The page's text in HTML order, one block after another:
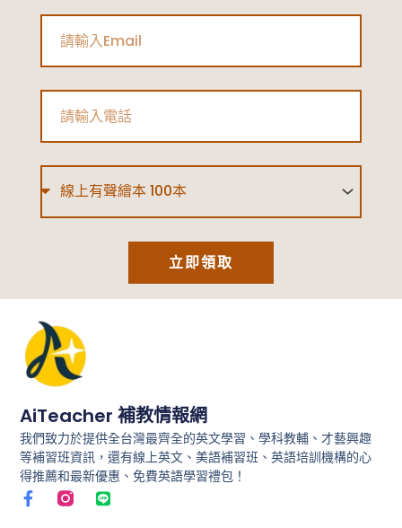
立即領取
AiTeacher 補教情報網
我們致力於提供全台灣最齊全的英文學習、學科教輔、才藝興趣
等補習班資訊，還有線上英文、美語補習班、英語培訓機構的心
得推薦和最新優惠、免費英語學習禮包！
F
a
L
i